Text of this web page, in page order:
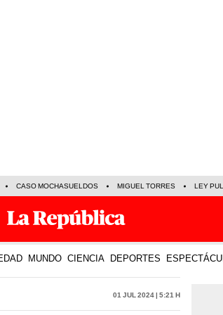
CASO MOCHASUELDOS MIGUEL TORRES LEY
MUNDO CIENCIA DEPORTES
01 Jul 2024 | 5:21 h